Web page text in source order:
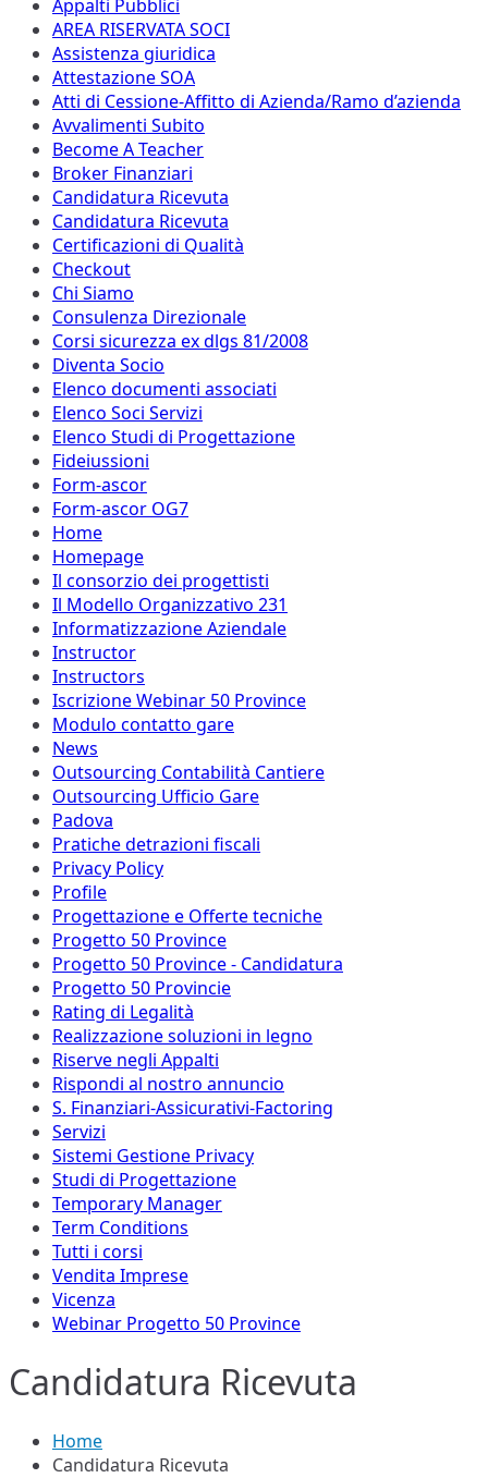
Appalti Pubblici
AREA RISERVATA SOCI
Assistenza giuridica
Attestazione SOA
Atti di Cessione-Affitto di Azienda/Ramo d’azienda
Avvalimenti Subito
Become A Teacher
Broker Finanziari
Candidatura Ricevuta
Candidatura Ricevuta
Certificazioni di Qualità
Checkout
Chi Siamo
Consulenza Direzionale
Corsi sicurezza ex dlgs 81/2008
Diventa Socio
Elenco documenti associati
Elenco Soci Servizi
Elenco Studi di Progettazione
Fideiussioni
Form-ascor
Form-ascor OG7
Home
Homepage
Il consorzio dei progettisti
Il Modello Organizzativo 231
Informatizzazione Aziendale
Instructor
Instructors
Iscrizione Webinar 50 Province
Modulo contatto gare
News
Outsourcing Contabilità Cantiere
Outsourcing Ufficio Gare
Padova
Pratiche detrazioni fiscali
Privacy Policy
Profile
Progettazione e Offerte tecniche
Progetto 50 Province
Progetto 50 Province - Candidatura
Progetto 50 Provincie
Rating di Legalità
Realizzazione soluzioni in legno
Riserve negli Appalti
Rispondi al nostro annuncio
S. Finanziari-Assicurativi-Factoring
Servizi
Sistemi Gestione Privacy
Studi di Progettazione
Temporary Manager
Term Conditions
Tutti i corsi
Vendita Imprese
Vicenza
Webinar Progetto 50 Province
Candidatura Ricevuta
Home
Candidatura Ricevuta